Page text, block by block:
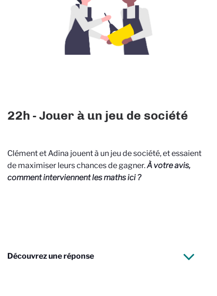
22h - Jouer à un jeu de société
Clément et Adina jouent à un jeu de société, et essaient
de maximiser leurs chances de gagner.À votre avis,
comment interviennent les maths ici ?
Découvrez une réponse